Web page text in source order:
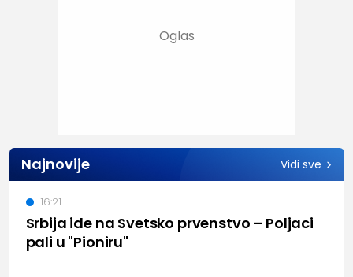
Najnovije Vidi sve
Srbija ide na Svetsko prvenstvo – Poljaci
pali u "Pioniru"
16:21